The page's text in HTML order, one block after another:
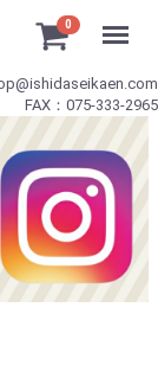
0
FAX：075-333-2965